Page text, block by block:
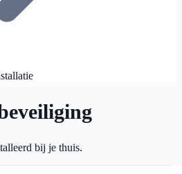
bij je thuis.